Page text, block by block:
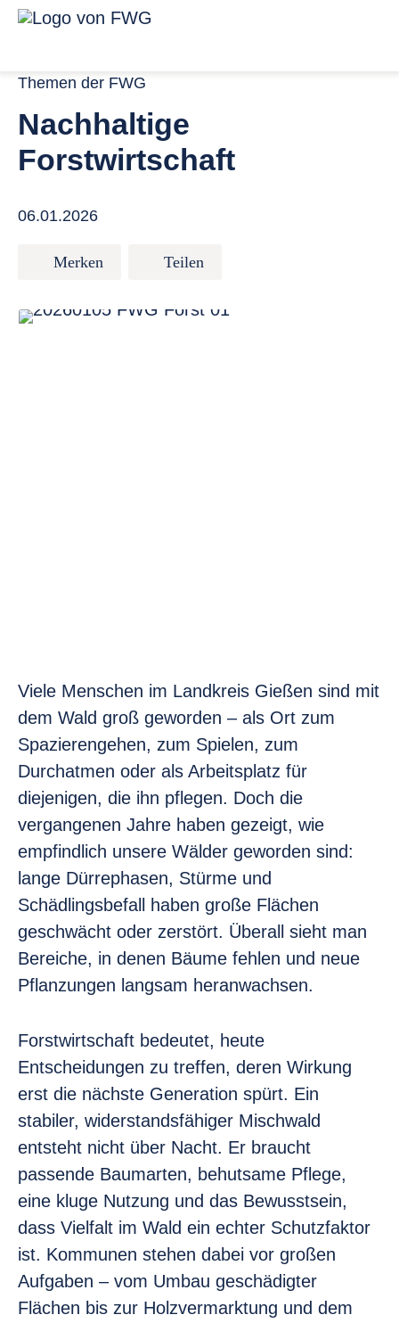
Zum Inhalt springen
Themen der FWG
Nachhaltige
Forstwirtschaft
06.01.2026
Merken Teilen
Viele Menschen im Landkreis Gießen sind mit
dem Wald groß geworden – als Ort zum
Spazierengehen, zum Spielen, zum
Durchatmen oder als Arbeitsplatz für
diejenigen, die ihn pflegen. Doch die
vergangenen Jahre haben gezeigt, wie
empfindlich unsere Wälder geworden sind:
lange Dürrephasen, Stürme und
Schädlingsbefall haben große Flächen
geschwächt oder zerstört. Überall sieht man
Bereiche, in denen Bäume fehlen und neue
Pflanzungen langsam heranwachsen.
Forstwirtschaft bedeutet, heute
Entscheidungen zu treffen, deren Wirkung
erst die nächste Generation spürt. Ein
stabiler, widerstandsfähiger Mischwald
entsteht nicht über Nacht. Er braucht
passende Baumarten, behutsame Pflege,
eine kluge Nutzung und das Bewusstsein,
dass Vielfalt im Wald ein echter Schutzfaktor
ist. Kommunen stehen dabei vor großen
Aufgaben – vom Umbau geschädigter
Flächen bis zur Holzvermarktung und dem